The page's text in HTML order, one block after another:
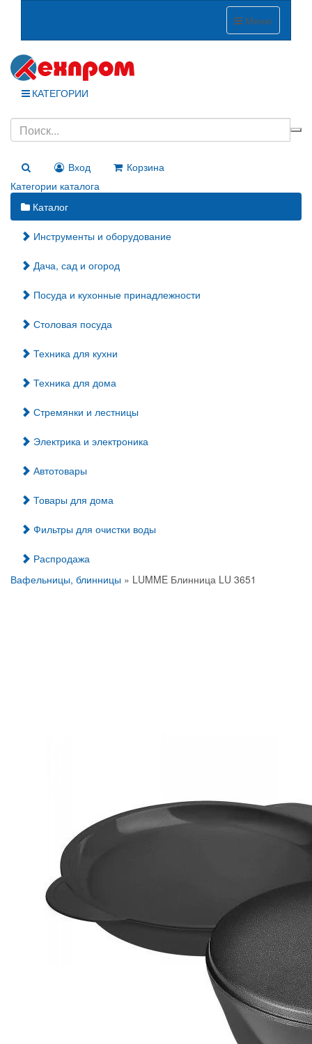
Меню
КАТЕГОРИИ
Вход
Корзина
Категории каталога
Каталог
Инструменты и оборудование
Дача, сад и огород
Посуда и кухонные принадлежности
Столовая посуда
Техника для кухни
Техника для дома
Стремянки и лестницы
Электрика и электроника
Автотовары
Товары для дома
Фильтры для очистки воды
Распродажа
Вафельницы, блинницы » LUMME Блинница LU 3651